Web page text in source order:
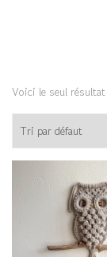
Voici le seul résultat